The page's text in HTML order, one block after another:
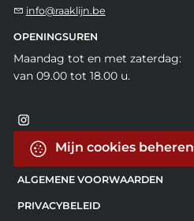
info@raaklijn.be
OPENINGSUREN
Maandag tot en met zaterdag:
van 09.00 tot 18.00 u.
Mijn cookies beheren
ALGEMENE VOORWAARDEN
PRIVACYBELEID